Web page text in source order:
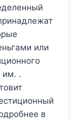
или
им. .
в